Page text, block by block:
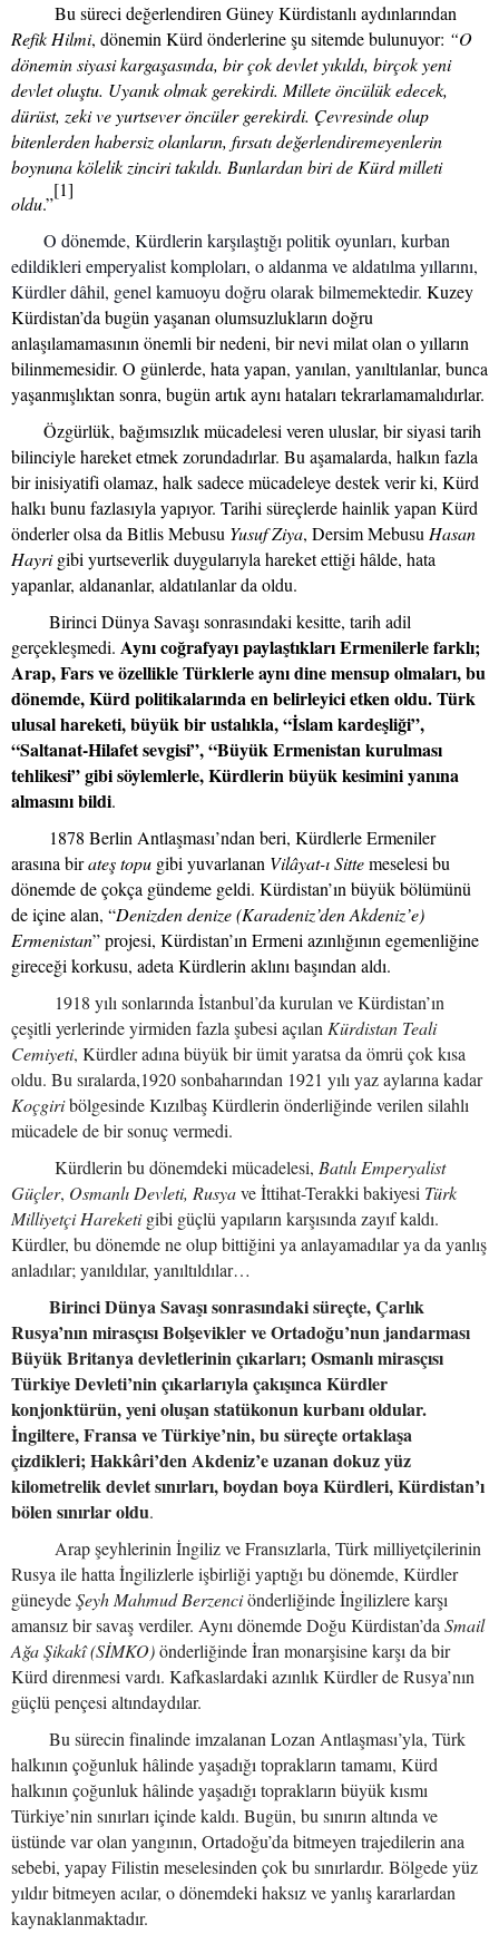
Bu süreci değerlendiren Güney Kürdistanlı aydınlarından
Refik Hilmi, dönemin Kürd önderlerine şu sitemde bulunuyor: “O
dönemin siyasi kargaşasında, bir çok devlet yıkıldı, birçok yeni
devlet oluştu. Uyanık olmak gerekirdi. Millete öncülük edecek,
dürüst, zeki ve yurtsever öncüler gerekirdi. Çevresinde olup
bitenlerden habersiz olanların, fırsatı değerlendiremeyenlerin
boynuna kölelik zinciri takıldı. Bunlardan biri de Kürd milleti
oldu.”
[1]
O dönemde, Kürdlerin karşılaştığı politik oyunları, kurban
edildikleri emperyalist komploları, o aldanma ve aldatılma yıllarını,
Kürdler dâhil, genel kamuoyu doğru olarak bilmemektedir. Kuzey
Kürdistan’da bugün yaşanan olumsuzlukların doğru
anlaşılamamasının önemli bir nedeni, bir nevi milat olan o yılların
bilinmemesidir. O günlerde, hata yapan, yanılan, yanıltılanlar, bunca
yaşanmışlıktan sonra, bugün artık aynı hataları tekrarlamamalıdırlar.
Özgürlük, bağımsızlık mücadelesi veren uluslar, bir siyasi tarih
bilinciyle hareket etmek zorundadırlar. Bu aşamalarda, halkın fazla
bir inisiyatifi olamaz, halk sadece mücadeleye destek verir ki, Kürd
halkı bunu fazlasıyla yapıyor. Tarihi süreçlerde hainlik yapan Kürd
önderler olsa da Bitlis Mebusu Yusuf Ziya, Dersim Mebusu Hasan
Hayrigibi yurtseverlik duygularıyla hareket ettiği hâlde, hata
yapanlar, aldananlar, aldatılanlar da oldu.
Birinci Dünya Savaşı sonrasındaki kesitte, tarih adil
gerçekleşmedi. Aynı coğrafyayı paylaştıkları Ermenilerle farklı;
Arap, Fars ve özellikle Türklerle aynı dine mensup olmaları, bu
dönemde, Kürd politikalarında en belirleyici etken oldu. Türk
ulusal hareketi, büyük bir ustalıkla, “İslam kardeşliği”,
“Saltanat-Hilafet sevgisi”, “Büyük Ermenistan kurulması
tehlikesi” gibi söylemlerle, Kürdlerin büyük kesimini yanına
almasını bildi.
1878 Berlin Antlaşması’ndan beri, Kürdlerle Ermeniler
arasına birateş topu gibi yuvarlanan Vilâyat-ı Sittemeselesi bu
dönemde de çokça gündeme geldi. Kürdistan’ın büyük bölümünü
de içine alan, “Denizden denize (Karadeniz’den Akdeniz’e)
Ermenistan” projesi, Kürdistan’ın Ermeni azınlığının egemenliğine
gireceği korkusu, adeta Kürdlerin aklını başından aldı.
1918 yılı sonlarında İstanbul’da kurulan ve Kürdistan’ın
çeşitli yerlerinde yirmiden fazla şubesi açılan Kürdistan Teali
Cemiyeti, Kürdler adına büyük bir ümit yaratsa da ömrü çok kısa
oldu. Bu sıralarda,1920 sonbaharından 1921 yılı yaz aylarına kadar
Koçgiribölgesinde Kızılbaş Kürdlerin önderliğinde verilen silahlı
mücadele de bir sonuç vermedi.
Kürdlerin bu dönemdeki mücadelesi, Batılı Emperyalist
Güçler, Osmanlı Devleti, Rusyave İttihat-Terakki bakiyesi Türk
Milliyetçi Hareketigibi güçlü yapıların karşısında zayıf kaldı.
Kürdler, bu dönemde ne olup bittiğini ya anlayamadılar ya da yanlış
anladılar; yanıldılar, yanıltıldılar…
Birinci Dünya Savaşı sonrasındaki süreçte, Çarlık
Rusya’nın mirasçısı Bolşevikler ve Ortadoğu’nun jandarması
Büyük Britanya devletlerinin çıkarları; Osmanlı mirasçısı
Türkiye Devleti’nin çıkarlarıyla çakışınca Kürdler
konjonktürün, yeni oluşan statükonun kurbanı oldular.
İngiltere, Fransa ve Türkiye’nin, bu süreçte ortaklaşa
çizdikleri; Hakkâri’den Akdeniz’e uzanan dokuz yüz
kilometrelik devlet sınırları, boydan boya Kürdleri, Kürdistan’ı
bölen sınırlar oldu.
Arap şeyhlerinin İngiliz ve Fransızlarla, Türk milliyetçilerinin
Rusya ile hatta İngilizlerle işbirliği yaptığı bu dönemde, Kürdler
güneydeŞeyh Mahmud Berzenciönderliğinde İngilizlere karşı
amansız bir savaş verdiler. Aynı dönemde Doğu Kürdistan’da Smail
Ağa Şikakî (SİMKO)önderliğinde İran monarşisine karşı da bir
Kürd direnmesi vardı. Kafkaslardaki azınlık Kürdler de Rusya’nın
güçlü pençesi altındaydılar.
Bu sürecin finalinde imzalanan Lozan Antlaşması’yla, Türk
halkının çoğunluk hâlinde yaşadığı toprakların tamamı, Kürd
halkının çoğunluk hâlinde yaşadığı toprakların büyük kısmı
Türkiye’nin sınırları içinde kaldı. Bugün, bu sınırın altında ve
üstünde var olan yangının, Ortadoğu’da bitmeyen trajedilerin ana
sebebi, yapay Filistin meselesinden çok bu sınırlardır. Bölgede yüz
yıldır bitmeyen acılar, o dönemdeki haksız ve yanlış kararlardan
kaynaklanmaktadır.